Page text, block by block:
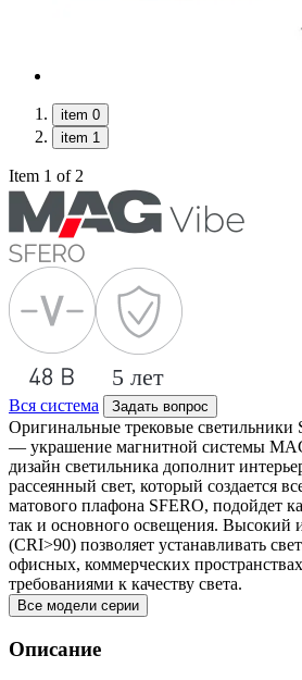
item 0
item 1
Item 1 of 2
Вся система Задать вопрос
Оригинальные трековые светильники
— украшение магнитной системы
дизайн светильника дополнит
рассеянный свет, который создается
матового плафона SFERO, подойдет
так и основного освещения. Высокий
(CRI>90) позволяет устанавливать
офисных, коммерческих
требованиями к качеству света.
Все модели серии
Описание